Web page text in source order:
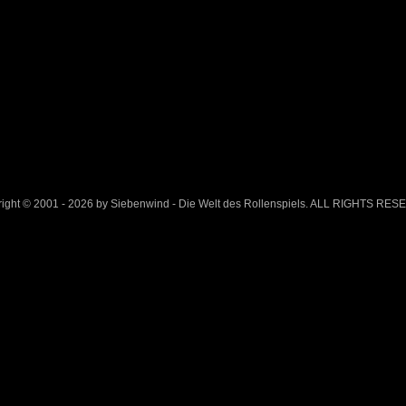
© 2001 - 2026 by Siebenwind - Die Welt des Rollenspiels. ALL RIGHTS